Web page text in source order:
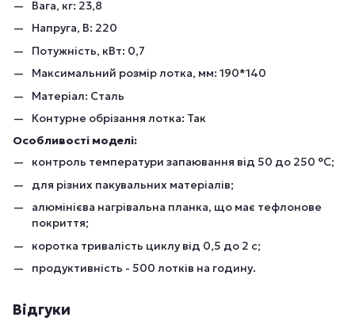
Вага, кг: 23,8
Напруга, В: 220
Потужність, кВт: 0,7
Максимальний розмір лотка, мм: 190*140
Матеріал: Сталь
Контурне обрізання лотка: Так
Особливості моделі:
контроль температури запаювання від 50 до 250 °С;
для різних пакувальних матеріалів;
алюмінієва нагрівальна планка, що має тефлонове
покриття;
коротка тривалість циклу від 0,5 до 2 с;
продуктивність - 500 лотків на годину.
Відгуки